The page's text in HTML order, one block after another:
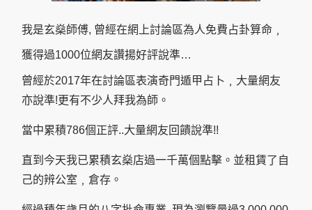
我是玄燊師傅, 曾經在網上討論區為人免費占卦算命﹐
獲得過1000位網友讚揚好評說準…
曾經於2017年在討論區表演奇門遁甲占卜﹐大量網友
亦說準!更有不少人拜我為師。
當中累積786個正評..大量網友回饋說準!!
直到今天我已累積玄燊店過一千萬個點擊。並租賃了自
己的辨公室﹐倉存。